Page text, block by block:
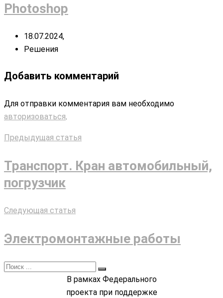
Photoshop
18.07.2024,
Решения
Добавить комментарий
Для отправки комментария вам необходимо
авторизоваться.
Предыдущая статья
Транспорт. Кран автомобильный,
погрузчик
Следующая статья
Электромонтажные работы
В рамках Федерального
проекта при поддержке